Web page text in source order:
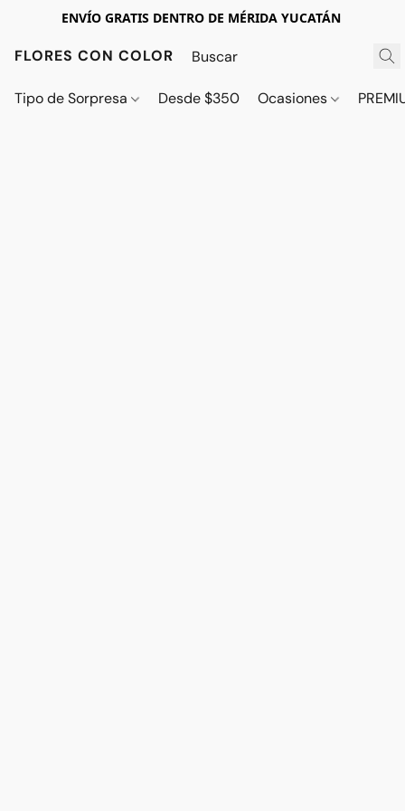
ENVÍO GRATIS DENTRO DE MÉRIDA YUCATÁN
FLORES CON COLOR
Tipo de Sorpresa Desde $350 Ocasiones